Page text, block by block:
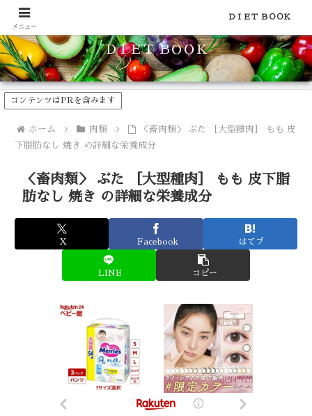
食品のカロリーや糖質などの栄養素がわかる！健康やダイエットに
ＤＩＥＴ ＢＯＯＫ
コンテンツはPRを含みます
ホーム 肉類
＜畜肉類＞ ぶた ［大型種肉］ もも 皮
下脂肪なし 焼き の詳細な栄養成分
＜畜肉類＞ ぶた ［大型種肉］ もも 皮下脂
肪なし 焼き の詳細な栄養成分
X Facebook はてブ
LINE コピー
メニュー
ＤＩＥＴ ＢＯＯＫ